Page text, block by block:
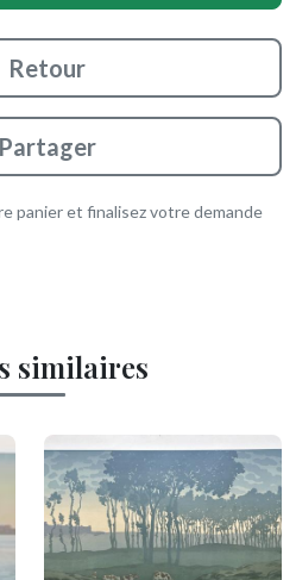
Retour
Partager
panier et finalisez votre demande
similaires